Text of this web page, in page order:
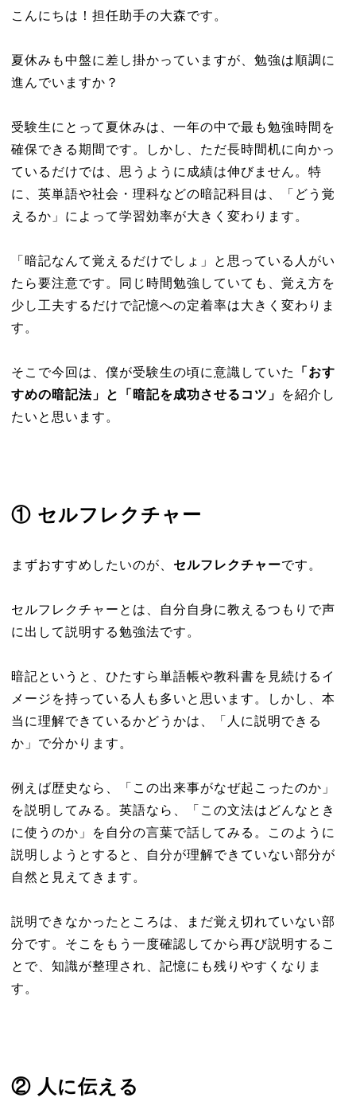
こんにちは！担任助手の大森です。
夏休みも中盤に差し掛かっていますが、勉強は順調に
進んでいますか？
受験生にとって夏休みは、一年の中で最も勉強時間を
確保できる期間です。しかし、ただ長時間机に向かっ
ているだけでは、思うように成績は伸びません。特
に、英単語や社会・理科などの暗記科目は、「どう覚
えるか」によって学習効率が大きく変わります。
「暗記なんて覚えるだけでしょ」と思っている人がい
たら要注意です。同じ時間勉強していても、覚え方を
少し工夫するだけで記憶への定着率は大きく変わりま
す。
そこで今回は、僕が受験生の頃に意識していた
「おす
すめの暗記法」と「暗記を成功させるコツ」
を紹介し
たいと思います。
① セルフレクチャー
まずおすすめしたいのが、 セルフレクチャーです。
セルフレクチャーとは、自分自身に教えるつもりで声
に出して説明する勉強法です。
暗記というと、ひたすら単語帳や教科書を見続けるイ
メージを持っている人も多いと思います。しかし、本
当に理解できているかどうかは、「人に説明できる
か」で分かります。
例えば歴史なら、「この出来事がなぜ起こったのか」
を説明してみる。英語なら、「この文法はどんなとき
に使うのか」を自分の言葉で話してみる。このように
説明しようとすると、自分が理解できていない部分が
自然と見えてきます。
説明できなかったところは、まだ覚え切れていない部
分です。そこをもう一度確認してから再び説明するこ
とで、知識が整理され、記憶にも残りやすくなりま
す。
② 人に伝える